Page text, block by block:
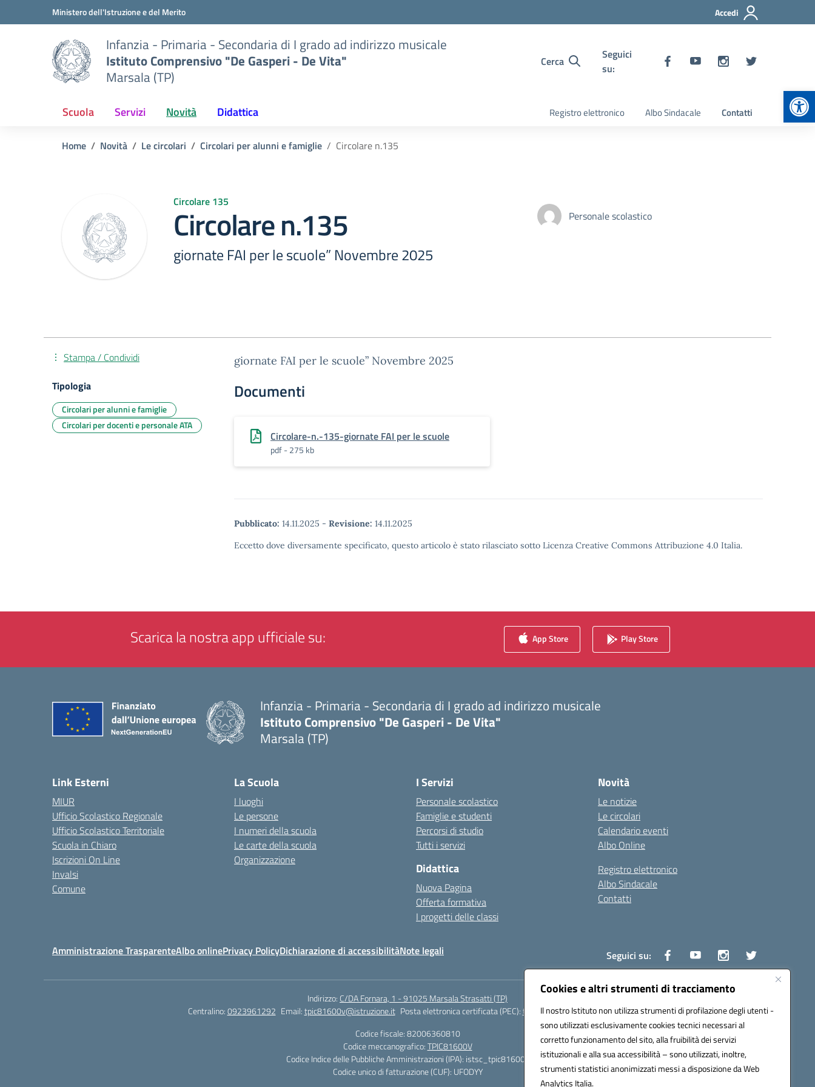
Cookies e altri strumenti di tracciamento
Il nostro Istituto non utilizza strumenti di profilazione degli utenti -
sono utilizzati esclusivamente cookies tecnici necessari al
corretto funzionamento del sito, alla fruibilità dei servizi
istituzionali e alla sua accessibilità – sono utilizzati, inoltre,
strumenti statistici anonimizzati messi a disposizione da Web
Analytics Italia.
Vai ai contenuti
Vai al menu di navigazioneMinistero dell'Istruzione e del Merito Accedi
Infanzia - Primaria - Secondaria di I grado ad indirizzo musicale
Istituto Comprensivo "De Gasperi - De Vita"
Marsala (TP)
Cerca
Seguici
su:
Scuola Servizi Novità Didattica Registro elettronico Albo Sindacale Contatti
Home Novità Le circolari Circolari per alunni e famiglie Circolare n.135
Circolare 135
Circolare n.135
giornate FAI per le scuole” Novembre 2025
Personale scolastico
giornate FAI per le scuole” Novembre 2025
Documenti
Circolare-n.-135-giornate FAI per le scuole
pdf - 275 kb
Pubblicato: 14.11.2025 - Revisione: 14.11.2025
Eccetto dove diversamente specificato, questo articolo è stato rilasciato sotto Licenza Creative Commons Attribuzione 4.0 Italia.
Stampa / Condividi
Tipologia
Circolari per alunni e famiglie
Circolari per docenti e personale ATA
Scarica la nostra app ufficiale su: App Store Play Store
Infanzia - Primaria - Secondaria di I grado ad indirizzo musicale
Istituto Comprensivo "De Gasperi - De Vita"
Marsala (TP)
Link Esterni
MIUR
Ufficio Scolastico Regionale
Ufficio Scolastico Territoriale
Scuola in Chiaro
Iscrizioni On Line
Invalsi
Comune
La Scuola
I luoghi
Le persone
I numeri della scuola
Le carte della scuola
Organizzazione
I Servizi
Personale scolastico
Famiglie e studenti
Percorsi di studio
Tutti i servizi
Didattica
Nuova Pagina
Offerta formativa
I progetti delle classi
Novità
Le notizie
Le circolari
Calendario eventi
Albo Online
Registro elettronico
Albo Sindacale
Contatti
Amministrazione TrasparenteAlbo onlinePrivacy PolicyDichiarazione di accessibilitàNote legali Seguici su:
Indirizzo: C/DA Fornara, 1 - 91025 Marsala Strasatti (TP)
Centralino:0923961292 Email:tpic81600v@istruzione.it Posta elettronica certificata (PEC):tpic81600v@pec.istruzione.it
Codice fiscale: 82006360810
Codice meccanografico:TPIC81600V
Codice Indice delle Pubbliche Amministrazioni (IPA): istsc_tpic81600v
Codice unico di fatturazione (CUF): UFODYY